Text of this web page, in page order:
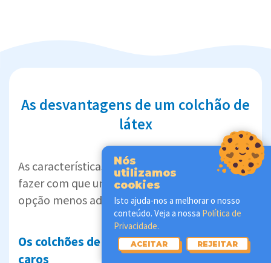
As desvantagens de um colchão de
látex
As características que reunimos abaixo podem
fazer com que um colchão de látex seja uma
opção menos adequada para si. 👇
Os colchões de látex natural são mais
caros
Nós
utilizamos
cookies
Isto ajuda-nos a melhorar o nosso
conteúdo. Veja a nossa Política de
Privacidade.
ACEITAR REJEITAR